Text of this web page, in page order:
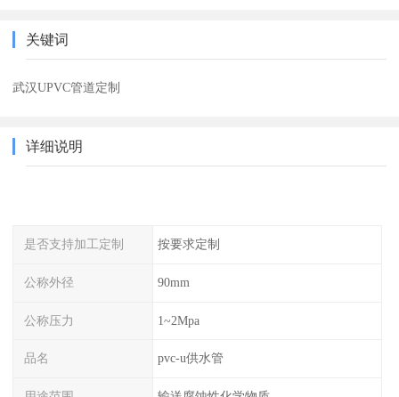
关键词
武汉UPVC管道定制
详细说明
是否支持加工定制 按要求定制
公称外径 90mm
公称压力 1~2Mpa
品名 pvc-u供水管